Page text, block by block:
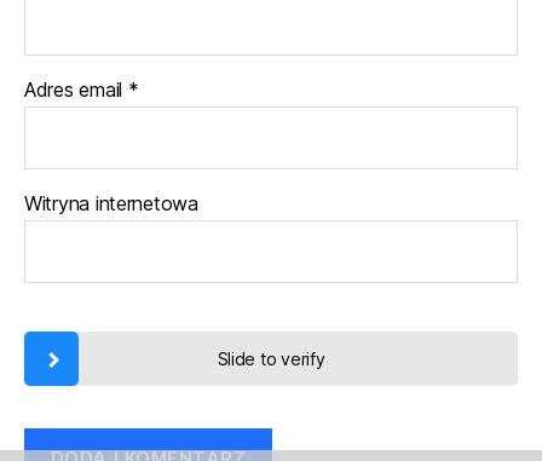
Adres email *
Witryna internetowa
Slide to verify